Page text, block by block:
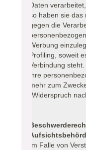
Daten
so haben sie
gegen die
Werbung
Profiling, soweit
Verbindung
ihre
mehr zum
(Widerspruch
Im Falle von